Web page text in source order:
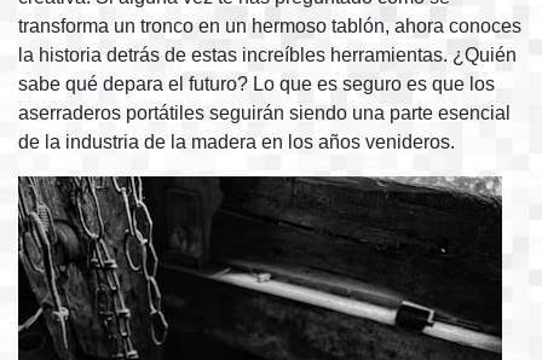
transforma un tronco en un hermoso tablón, ahora conoces
la historia detrás de estas increíbles herramientas. ¿Quién
sabe qué depara el futuro? Lo que es seguro es que los
aserraderos portátiles seguirán siendo una parte esencial
de la industria de la madera en los años venideros.